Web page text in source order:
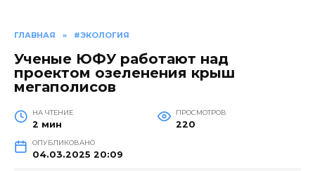
ГЛАВНАЯ » #ЭКОЛОГИЯ
Ученые ЮФУ работают над
проектом озеленения крыш
мегаполисов
НА ЧТЕНИЕ
2 мин
ПРОСМОТРОВ
220
ОПУБЛИКОВАНО
04.03.2025 20:09